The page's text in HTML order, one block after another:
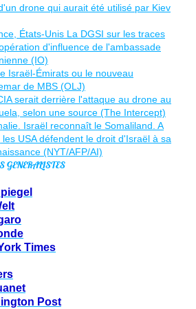
GENERALISTES
Times
Post